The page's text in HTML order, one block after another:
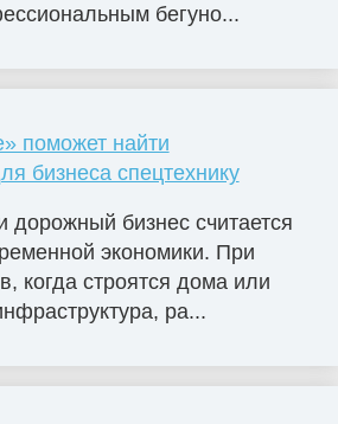
бегуно...
поможет найти
бизнеса спецтехнику
дорожный бизнес считается
экономики. При
когда строятся дома или
ра...